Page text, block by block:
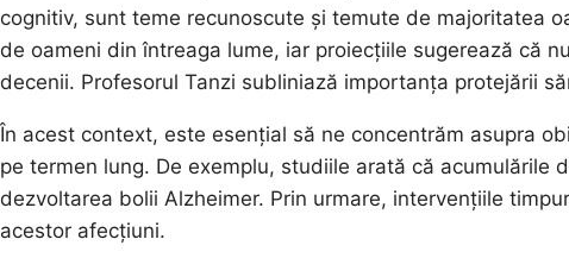
cognitiv, sunt teme recunoscute și temute de majoritatea
de oameni din întreaga lume, iar proiecțiile sugerează că
decenii. Profesorul Tanzi subliniază importanța protejării
În acest context, este esențial să ne concentrăm asupra
pe termen lung. De exemplu, studiile arată că
dezvoltarea bolii Alzheimer. Prin urmare, intervențiile
acestor afecțiuni.